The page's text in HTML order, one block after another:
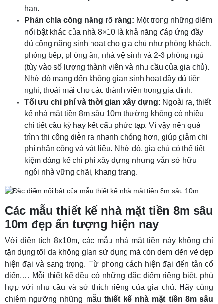
hạn.
Phân chia công năng rõ ràng: Một trong những điểm
nổi bật khác của nhà 8×10 là khả năng đáp ứng đầy
đủ công năng sinh hoạt cho gia chủ như phòng khách,
phòng bếp, phòng ăn, nhà vệ sinh và 2-3 phòng ngủ
(tùy vào số lượng thành viên và nhu cầu của gia chủ).
Nhờ đó mang đến không gian sinh hoạt đầy đủ tiện
nghi, thoải mái cho các thành viên trong gia đình.
Tối ưu chi phí và thời gian xây dựng: Ngoài ra, thiết
kế nhà mặt tiền 8m sâu 10m thường không có nhiều
chi tiết cầu kỳ hay kết cấu phức tạp. Vì vậy nên quá
trình thi công diễn ra nhanh chóng hơn, giúp giảm chi
phí nhân công và vật liệu. Nhờ đó, gia chủ có thể tiết
kiệm đáng kể chi phí xây dựng nhưng vẫn sở hữu
ngôi nhà vững chãi, khang trang.
Các mẫu thiết kế nhà mặt tiền 8m sâu
10m đẹp ấn tượng hiện nay
Với diện tích 8x10m, các mẫu nhà mặt tiền này không chỉ
tận dụng tối đa không gian sử dụng mà còn đem đến vẻ đẹp
hiện đại và sang trọng. Từ phong cách hiện đại đến tân cổ
điển,… Mỗi thiết kế đều có những đặc điểm riêng biệt, phù
hợp với nhu cầu và sở thích riêng của gia chủ. Hãy cùng
chiêm ngưỡng những mẫu thiết kế nhà mặt tiền 8m sâu